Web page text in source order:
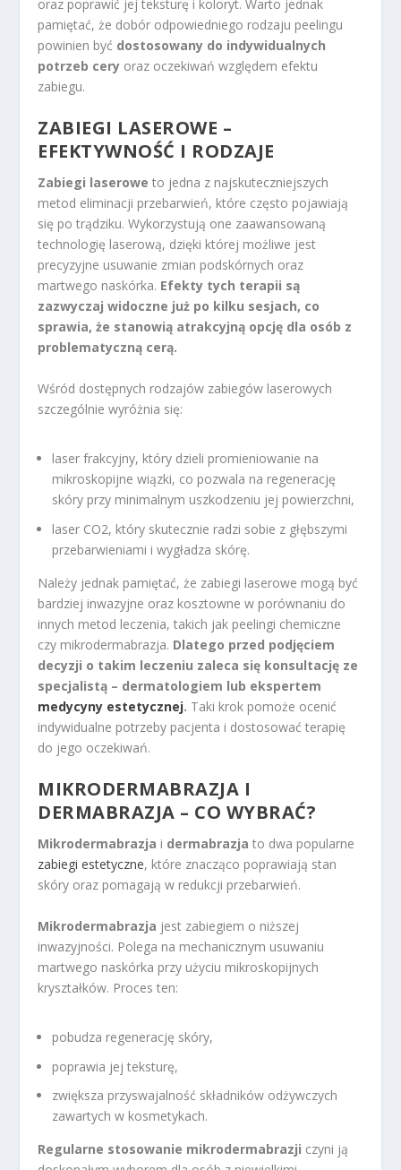
oraz poprawić jej teksturę i koloryt. Warto jednak
pamiętać, że dobór odpowiedniego rodzaju peelingu
powinien być dostosowany do indywidualnych
potrzeb cery oraz oczekiwań względem efektu
zabiegu.
ZABIEGI LASEROWE –
EFEKTYWNOŚĆ I RODZAJE
Zabiegi laserowe to jedna z najskuteczniejszych
metod eliminacji przebarwień, które często pojawiają
się po trądziku. Wykorzystują one zaawansowaną
technologię laserową, dzięki której możliwe jest
precyzyjne usuwanie zmian podskórnych oraz
martwego naskórka. Efekty tych terapii są
zazwyczaj widoczne już po kilku sesjach, co
sprawia, że stanowią atrakcyjną opcję dla osób z
problematyczną cerą.
Wśród dostępnych rodzajów zabiegów laserowych
szczególnie wyróżnia się:
laser frakcyjny, który dzieli promieniowanie na
mikroskopijne wiązki, co pozwala na regenerację
skóry przy minimalnym uszkodzeniu jej powierzchni,
laser CO2, który skutecznie radzi sobie z głębszymi
przebarwieniami i wygładza skórę.
Należy jednak pamiętać, że zabiegi laserowe mogą być
bardziej inwazyjne oraz kosztowne w porównaniu do
innych metod leczenia, takich jak peelingi chemiczne
czy mikrodermabrazja. Dlatego przed podjęciem
decyzji o takim leczeniu zaleca się konsultację ze
specjalistą – dermatologiem lub ekspertem
medycyny estetycznej. Taki krok pomoże ocenić
indywidualne potrzeby pacjenta i dostosować terapię
do jego oczekiwań.
MIKRODERMABRAZJA I
DERMABRAZJA – CO WYBRAĆ?
Mikrodermabrazja i dermabrazja to dwa popularne
zabiegi estetyczne, które znacząco poprawiają stan
skóry oraz pomagają w redukcji przebarwień.
Mikrodermabrazja jest zabiegiem o niższej
inwazyjności. Polega na mechanicznym usuwaniu
martwego naskórka przy użyciu mikroskopijnych
kryształków. Proces ten:
pobudza regenerację skóry,
poprawia jej teksturę,
zwiększa przyswajalność składników odżywczych
zawartych w kosmetykach.
Regularne stosowanie mikrodermabrazji czyni ją